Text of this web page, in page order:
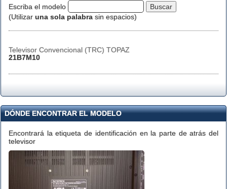
Escriba el modelo
(Utilizar una sola palabra sin espacios)
Televisor Convencional (TRC) TOPAZ
21B7M10
DÓNDE ENCONTRAR EL MODELO
Encontrará la etiqueta de identificación en la parte de atrás del
televisor